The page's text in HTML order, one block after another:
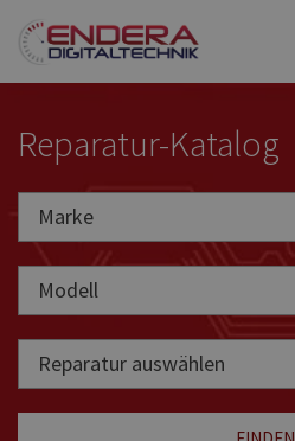
Reparatur-Katalog
MarkeMarke
Modell
Reparatur auswählen